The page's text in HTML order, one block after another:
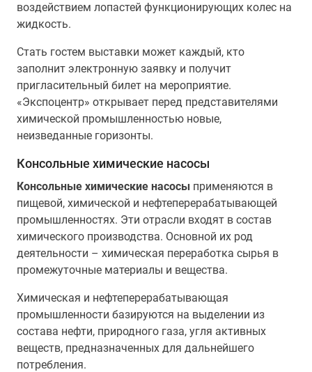
воздействием лопастей функционирующих колес на
жидкость.
Стать гостем выставки может каждый, кто
заполнит электронную заявку и получит
пригласительный билет на мероприятие.
«Экспоцентр» открывает перед представителями
химической промышленностью новые,
неизведанные горизонты.
Консольные химические насосы
Консольные химические насосы применяются в
пищевой, химической и нефтеперерабатывающей
промышленностях. Эти отрасли входят в состав
химического производства. Основной их род
деятельности – химическая переработка сырья в
промежуточные материалы и вещества.
Химическая и нефтеперерабатывающая
промышленности базируются на выделении из
состава нефти, природного газа, угля активных
веществ, предназначенных для дальнейшего
потребления.